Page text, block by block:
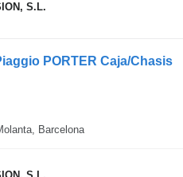
S.L.
PORTER Caja/Chasis
Barcelona